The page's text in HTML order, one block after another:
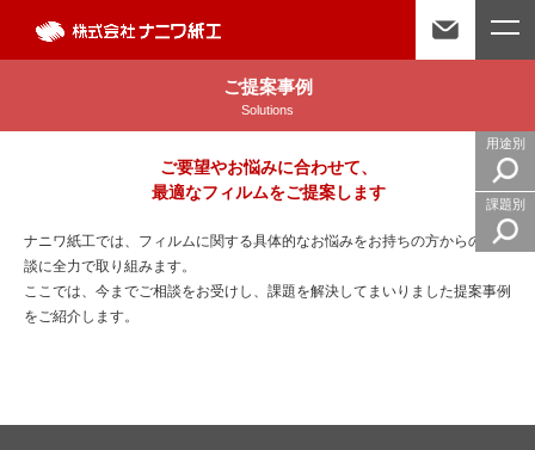
用途別
課題別
ご提案事例
Solutions
ご要望やお悩みに合わせて、
最適なフィルムをご提案します
ナニワ紙工では、フィルムに関する具体的なお悩みをお持ちの方からのご相
談に全力で取り組みます。
ここでは、今までご相談をお受けし、課題を解決してまいりました提案事例
をご紹介します。